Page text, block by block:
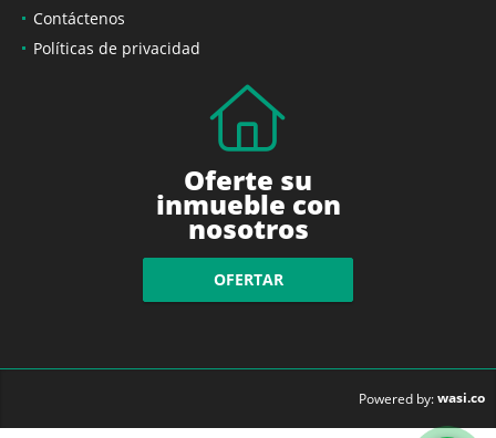
Contáctenos
Políticas de privacidad
Oferte su
inmueble con
nosotros
OFERTAR
Powered by:wasi.co